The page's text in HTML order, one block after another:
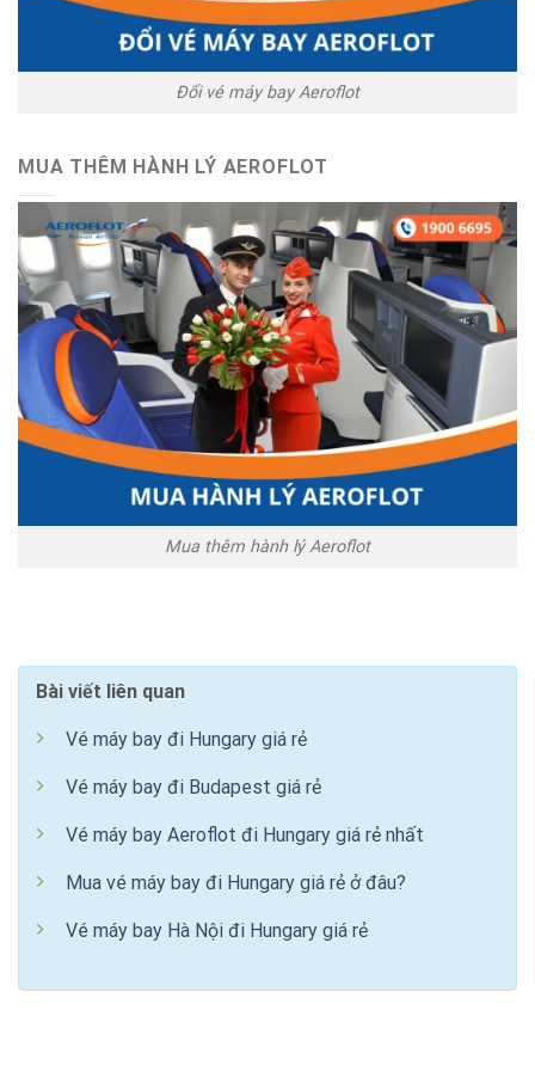
Đổi vé máy bay Aeroflot
MUA THÊM HÀNH LÝ AEROFLOT
Mua thêm hành lý Aeroflot
Bài viết liên quan
Vé máy bay đi Hungary giá rẻ
Vé máy bay đi Budapest giá rẻ
Vé máy bay Aeroflot đi Hungary giá rẻ nhất
Mua vé máy bay đi Hungary giá rẻ ở đâu?
Vé máy bay Hà Nội đi Hungary giá rẻ